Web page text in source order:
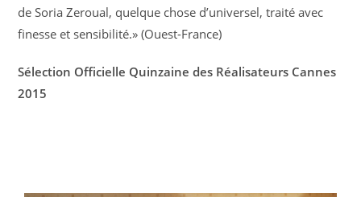
de Soria Zeroual, quelque chose d’universel, traité avec
finesse et sensibilité.» (Ouest-France)
Sélection Officielle Quinzaine des Réalisateurs Cannes
2015